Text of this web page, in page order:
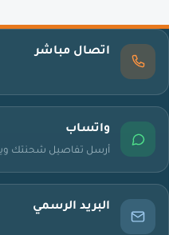
اتصال مباشر
واتساب
أرسل تفاصيل شحنتك
البريد الرسمي